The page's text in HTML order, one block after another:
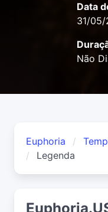
Data
31/
Não
Euphoria
Legenda